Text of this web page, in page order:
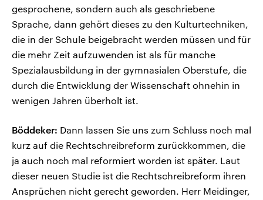
gesprochene, sondern auch als geschriebene
Sprache, dann gehört dieses zu den Kulturtechniken,
die in der Schule beigebracht werden müssen und für
die mehr Zeit aufzuwenden ist als für manche
Spezialausbildung in der gymnasialen Oberstufe, die
durch die Entwicklung der Wissenschaft ohnehin in
wenigen Jahren überholt ist.
Böddeker: Dann lassen Sie uns zum Schluss noch mal
kurz auf die Rechtschreibreform zurückkommen, die
ja auch noch mal reformiert worden ist später. Laut
dieser neuen Studie ist die Rechtschreibreform ihren
Ansprüchen nicht gerecht geworden. Herr Meidinger,